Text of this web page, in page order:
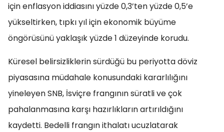
için enflasyon iddiasını yüzde 0,3’ten yüzde 0,5’e
yükseltirken, tıpkı yıl için ekonomik büyüme
öngörüsünü yaklaşık yüzde 1 düzeyinde korudu.
Küresel belirsizliklerin sürdüğü bu periyotta döviz
piyasasına müdahale konusundaki kararlılığını
yineleyen SNB, İsviçre frangının süratli ve çok
pahalanmasına karşı hazırlıkların artırıldığını
kaydetti. Bedelli frangın ithalatı ucuzlatarak